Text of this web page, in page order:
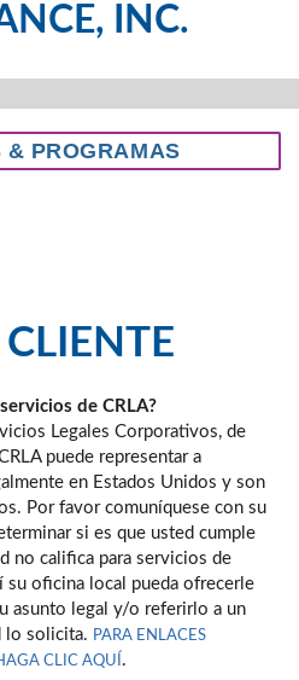
INC.
& PROGRAMAS
de CRLA?
Legales Corporativos, de
puede representar a
en Estados Unidos y son
Por favor comuníquese con su
si es que usted cumple
no califica para servicios de
su oficina local pueda ofrecerle
asunto legal y/o referirlo a un
lo solicita. PARA ENLACES
CLIC AQUÍ .